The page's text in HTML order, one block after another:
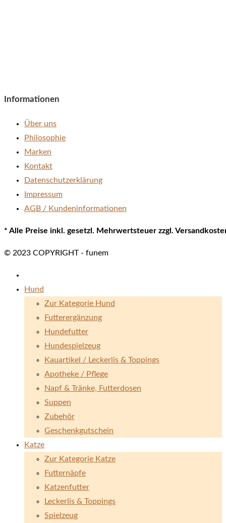
Informationen
Über uns
Philosophie
Marken
Kontakt
Datenschutzerklärung
Impressum
AGB / Kundeninformationen
* Alle Preise inkl. gesetzl. Mehrwertsteuer zzgl.
© 2023 COPYRIGHT - funem
Hund
Zur Kategorie Hund
Futterergänzung
Hundefutter
Hundespielzeug
Kauartikel / Leckerlis & Toppings
Apotheke / Pflege
Napf & Tränke, Futterdosen
Suppen
Zubehör
Geschenkgutschein
Katze
Zur Kategorie Katze
Futternäpfe
Katzenfutter
Leckerlis & Toppings
Spielzeug